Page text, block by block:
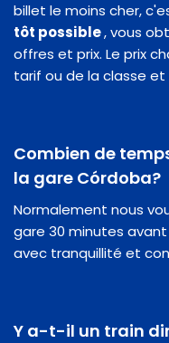
billet le moins cher,
tôt possible, vous
offres et prix. Le prix
tarif ou de la classe et
Combien de
la gare Córdoba?
Normalement nous
gare 30 minutes
avec tranquillité et
Y a-t-il un train